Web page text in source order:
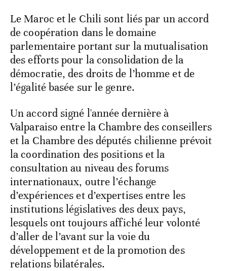
Le Maroc et le Chili sont liés par un accord
de coopération dans le domaine
parlementaire portant sur la mutualisation
des efforts pour la consolidation de la
démocratie, des droits de l’homme et de
l’égalité basée sur le genre.
Un accord signé l'année dernière à
Valparaiso entre la Chambre des conseillers
et la Chambre des députés chilienne prévoit
la coordination des positions et la
consultation au niveau des forums
internationaux, outre l’échange
d’expériences et d’expertises entre les
institutions législatives des deux pays,
lesquels ont toujours affiché leur volonté
d’aller de l’avant sur la voie du
développement et de la promotion des
relations bilatérales.